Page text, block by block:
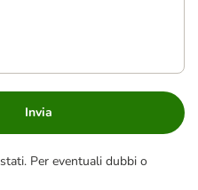
Invia
Per eventuali dubbi o